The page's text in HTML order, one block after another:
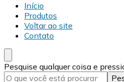
Desmold
Blog Desmold
Início
Produtos
Voltar ao site
Contato
Procurando
algo?
Pesquise qualquer coisa e